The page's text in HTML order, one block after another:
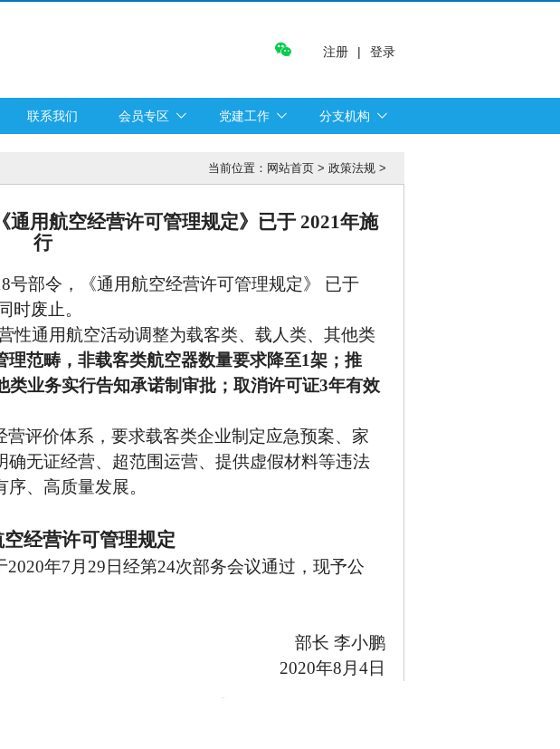
注册 | 登录
联系我们 会员专区 党建工作 分支机构
当前位置： 网站首页 > 政策法规 >
通用航空经营许可管理规定》已于 2021年施
行
号部令，《通用航空经营许可管理规定》 已于
时废止。
性通用航空活动调整为载客类、载人类、其他类
范畴，非载客类航空器数量要求降至1架；推
业务实行告知承诺制审批；取消许可证3年有效
评价体系，要求载客类企业制定应急预案、家
无证经营、超范围运营、提供虚假材料等违法
、高质量发展。
经营许可管理规定
2020年7月29日经第24次部务会议通过，现予公
部长 李小鹏
2020年8月4日